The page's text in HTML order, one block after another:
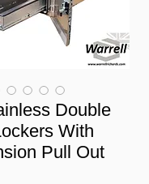
Double
With
Pull Out